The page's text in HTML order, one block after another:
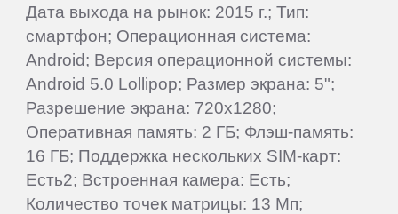
Дата выхода на рынок: 2015 г.; Тип:
смартфон; Операционная система:
Android; Версия операционной системы:
Android 5.0 Lollipop; Размер экрана: 5";
Разрешение экрана: 720x1280;
Оперативная память: 2 ГБ; Флэш-память:
16 ГБ; Поддержка нескольких SIM-карт:
Есть2; Встроенная камера: Есть;
Количество точек матрицы: 13 Мп;
GEOFOX
Gigaset
Ginzzu
Globex